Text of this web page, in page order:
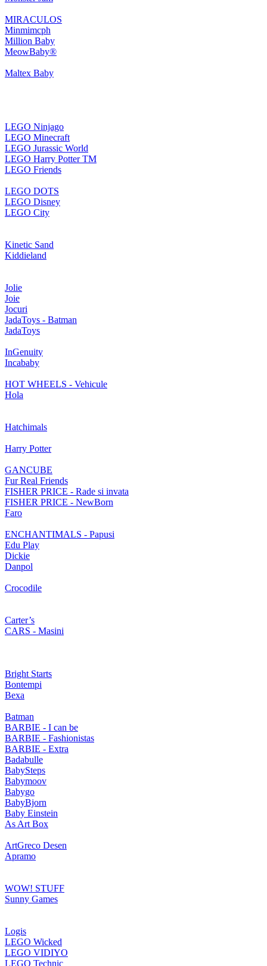
MIRACULOS
Minmimcph
Million Baby
MeowBaby®
Maltex Baby
LEGO Ninjago
LEGO Minecraft
LEGO Jurassic World
LEGO Harry Potter TM
LEGO Friends
LEGO DOTS
LEGO Disney
LEGO City
Kinetic Sand
Kiddieland
Jolie
Joie
Jocuri
JadaToys - Batman
JadaToys
InGenuity
Incababy
HOT WHEELS - Vehicule
Hola
Hatchimals
Harry Potter
GANCUBE
Fur Real Friends
FISHER PRICE - Rade si invata
FISHER PRICE - NewBorn
Faro
ENCHANTIMALS - Papusi
Edu Play
Dickie
Danpol
Crocodile
Carter’s
CARS - Masini
Bright Starts
Bontempi
Bexa
Batman
BARBIE - I can be
BARBIE - Fashionistas
BARBIE - Extra
Badabulle
BabySteps
Babymoov
Babygo
BabyBjorn
Baby Einstein
As Art Box
ArtGreco Desen
Apramo
WOW! STUFF
Sunny Games
Logis
LEGO Wicked
LEGO VIDIYO
LEGO Technic